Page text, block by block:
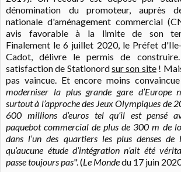
dénomination du promoteur, auprès
nationale d'aménagement commercial
avis favorable à la limite de son
Finalement le 6 juillet 2020, le Préfet
Cadot, délivre le permis de
satisfaction de Stationordsur son site!
pas vaincue. Et encore moins
moderniser la plus grande gare d’Europe
surtout à l’approche des Jeux Olympiques de
600 millions d’euros tel qu’il est pensé
paquebot commercial de plus de 300 m de
dans l’un des quartiers les plus denses
qu’aucune étude d’intégration n’ait été
passe toujours pas". (Le Mondedu 17 juin